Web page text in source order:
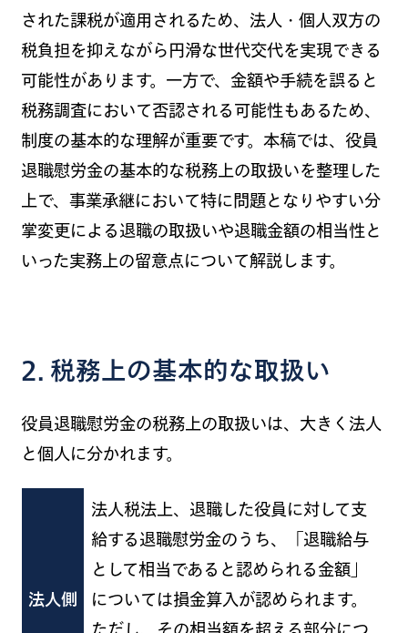
された課税が適用されるため、法人・個人双方の
税負担を抑えながら円滑な世代交代を実現できる
可能性があります。一方で、金額や手続を誤ると
税務調査において否認される可能性もあるため、
制度の基本的な理解が重要です。本稿では、役員
退職慰労金の基本的な税務上の取扱いを整理した
上で、事業承継において特に問題となりやすい分
掌変更による退職の取扱いや退職金額の相当性と
いった実務上の留意点について解説します。
2. 税務上の基本的な取扱い
役員退職慰労金の税務上の取扱いは、大きく法人
と個人に分かれます。
法人側
法人税法上、退職した役員に対して支
給する退職慰労金のうち、「退職給与
として相当であると認められる金額」
については損金算入が認められます。
ただし、その相当額を超える部分につ